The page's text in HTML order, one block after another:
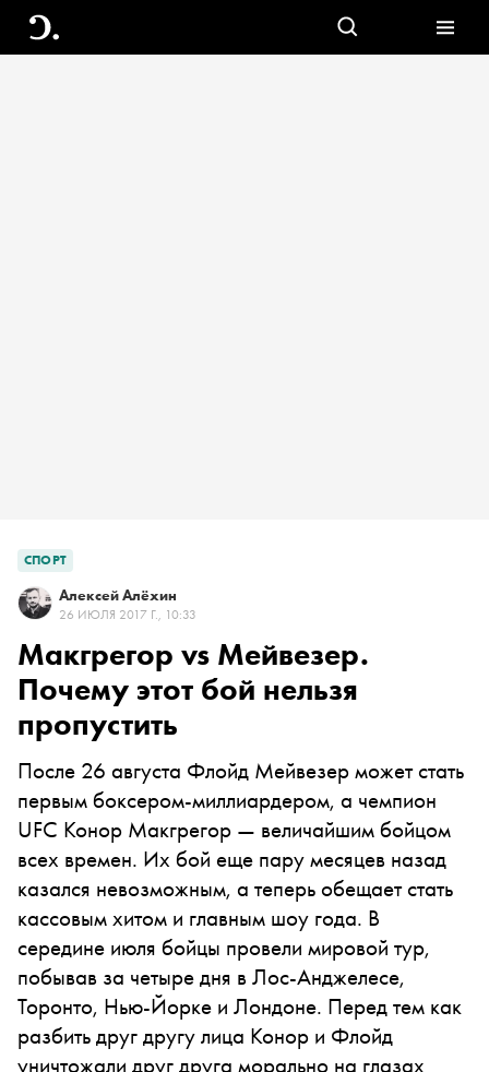
СПОРТ
Алексей Алёхин
26 ИЮЛЯ 2017 Г., 10:33
Макгрегор vs Мейвезер.
Почему этот бой нельзя
пропустить
После 26 августа Флойд Мейвезер может стать
первым боксером-миллиардером, а чемпион
UFC Конор Макгрегор — величайшим бойцом
всех времен. Их бой еще пару месяцев назад
казался невозможным, а теперь обещает стать
кассовым хитом и главным шоу года. В
середине июля бойцы провели мировой тур,
побывав за четыре дня в Лос-Анджелесе,
Торонто, Нью-Йорке и Лондоне. Перед тем как
разбить друг другу лица Конор и Флойд
уничтожали друг друга морально на глазах